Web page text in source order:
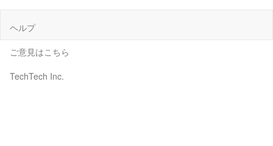
ヘルプ
ご意見はこちら
TechTech Inc.